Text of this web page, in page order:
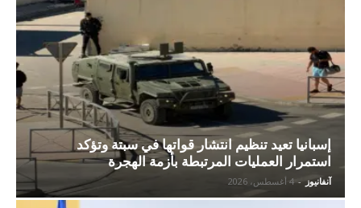
إسبانيا تعيد تنظيم انتشار قواتها في سبتة وتؤكد
استمرار العمليات المرتبطة بأزمة الهجرة
آنفانيوز - 4 أغسطس، 2026